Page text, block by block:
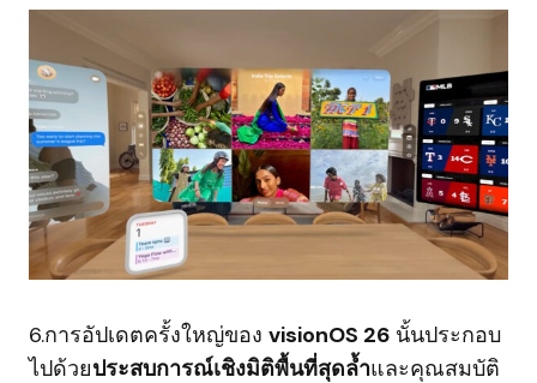
6.การอัปเดตครั้งใหญ่ของ visionOS 26 นั้นประกอบ
ไปด้วยประสบการณ์เชิงมิติพื้นที่สุดล้ำและคุณสมบัติ